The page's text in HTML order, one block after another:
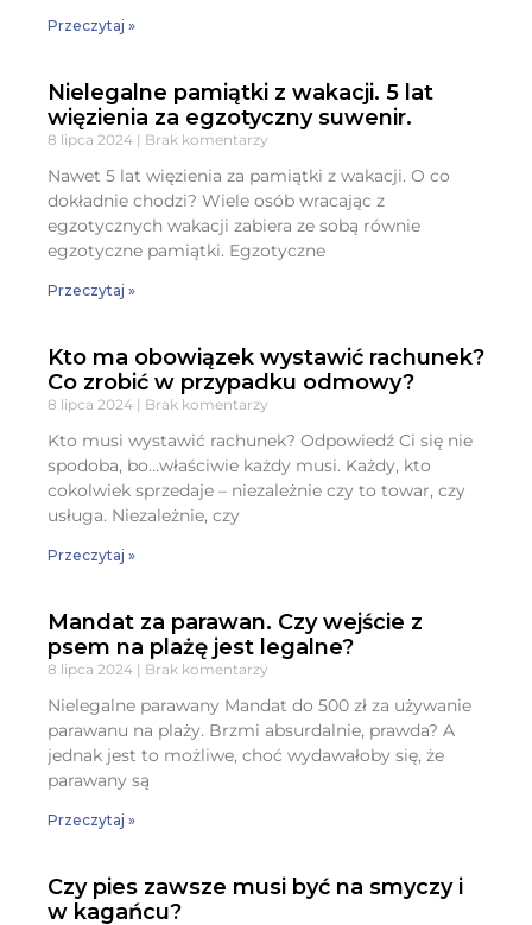
Przeczytaj »
Nielegalne pamiątki z wakacji. 5 lat
więzienia za egzotyczny suwenir.
8 lipca 2024 Brak komentarzy
Nawet 5 lat więzienia za pamiątki z wakacji. O co
dokładnie chodzi? Wiele osób wracając z
egzotycznych wakacji zabiera ze sobą równie
egzotyczne pamiątki. Egzotyczne
Przeczytaj »
Kto ma obowiązek wystawić rachunek?
Co zrobić w przypadku odmowy?
8 lipca 2024 Brak komentarzy
Kto musi wystawić rachunek? Odpowiedź Ci się nie
spodoba, bo…właściwie każdy musi. Każdy, kto
cokolwiek sprzedaje – niezależnie czy to towar, czy
usługa. Niezależnie, czy
Przeczytaj »
Mandat za parawan. Czy wejście z
psem na plażę jest legalne?
8 lipca 2024 Brak komentarzy
Nielegalne parawany Mandat do 500 zł za używanie
parawanu na plaży. Brzmi absurdalnie, prawda? A
jednak jest to możliwe, choć wydawałoby się, że
parawany są
Przeczytaj »
Czy pies zawsze musi być na smyczy i
w kagańcu?